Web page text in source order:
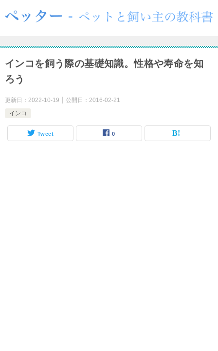
インコを飼う際の基礎知識。性格や寿命を知
ろう
更新日： 2022-10-19 公開日： 2016-02-21
インコ
Tweet 0